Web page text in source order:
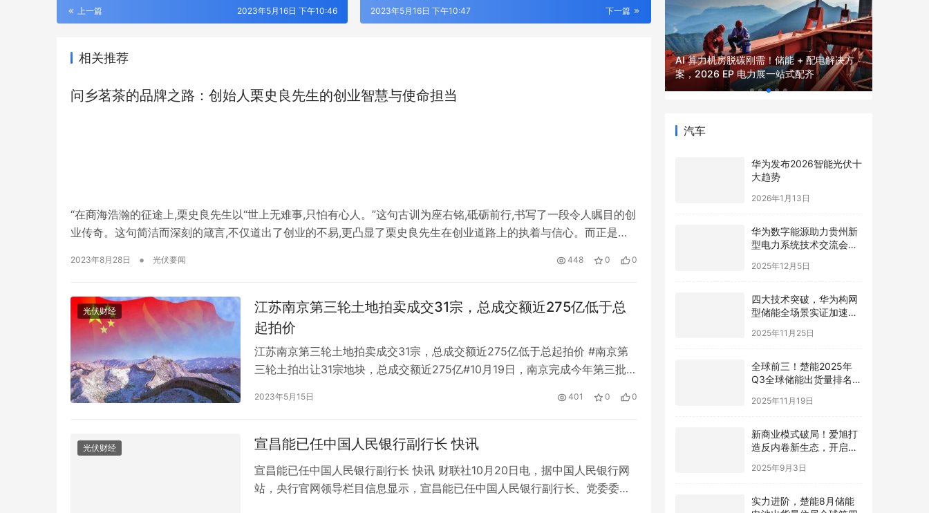
上一篇 2023年5月16日 下午10:46 下一篇
2023年5月16日 下午10:47
相关推荐
问乡茗茶的品牌之路：创始人栗史良先生的创业智慧与使命担当
“在商海浩瀚的征途上,栗史良先生以“世上无难事,只怕有心人。”这句古训为座右铭,砥砺前行,书写了一段令人瞩目的创
业传奇。这句简洁而深刻的箴言,不仅道出了创业的不易,更凸显了栗史良先生在创业道路上的执着与信心。而正是这
是对商业目标和社会责任的双重追求。他…
2023年8月28日 • 光伏要闻 448 0 0
光伏财经
江苏南京第三轮土地拍卖成交31宗，总成交额近275亿低于总
起拍价
江苏南京第三轮土地拍卖成交31宗，总成交额近275亿低于总起拍价 #南京第
三轮土拍出让31宗地块，总成交额近275亿#10月19日，南京完成今年第三批土
土地拍卖中最终成交，其中27宗为底价出让，3宗为溢价出让，仅1宗触及顶部
2023年5月15日 401 0 0
光伏财经 宣昌能已任中国人民银行副行长 快讯
宣昌能已任中国人民银行副行长 快讯 财联社10月20日电，据中国人民银行网
站，央行官网领导栏目信息显示，宣昌能已任中国人民银行副行长、党委委
衔，18650多并多串聚合物电芯定制全链路
2026 绿电直连全行业落地全景！覆盖工
厂、园区、算力、外贸四大场景，EP 上海
电力展一站式吃透全产业链解决方案
汽车
大趋势
型电力系统技术交流会在
贵安成功举行
型储能全场景实证加速新
型电力系统高质量发展
Q3全球储能出货量排名再
进阶
造反内卷新生态，开启光
伏价值新周期
电池出货量位居全球第四